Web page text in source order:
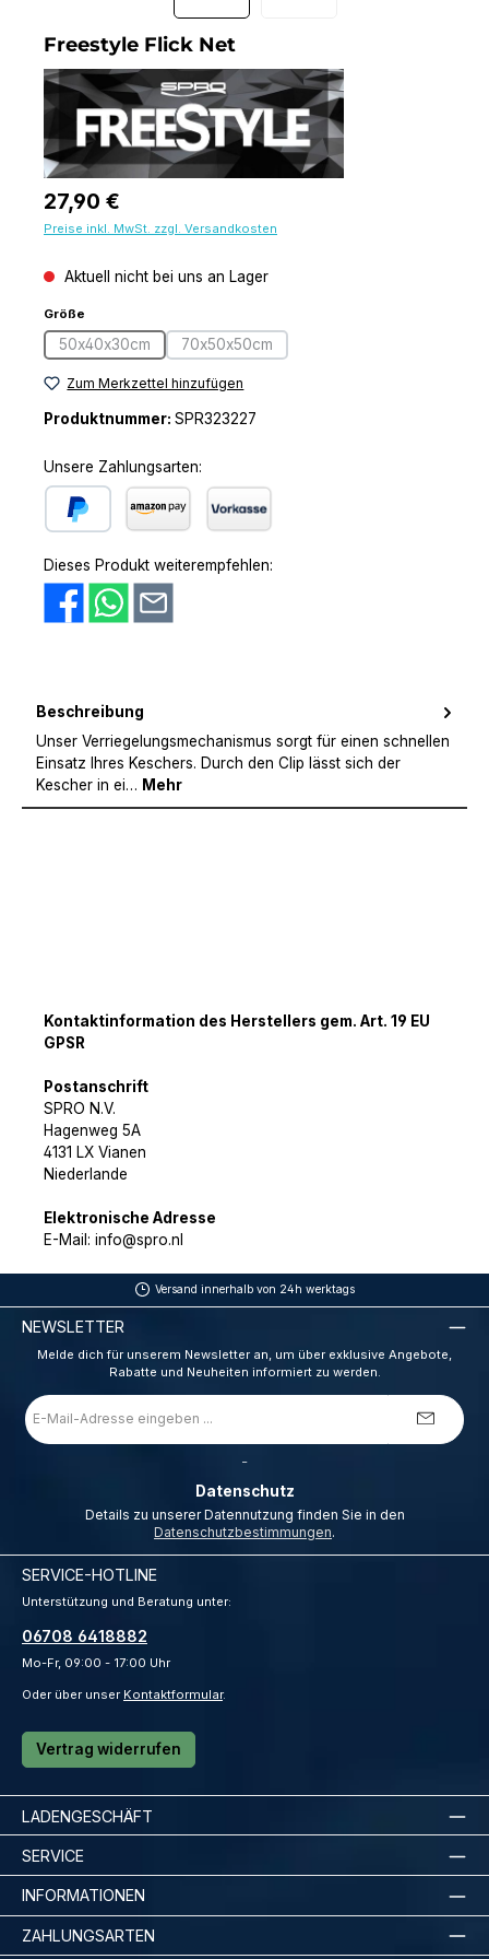
Freestyle Flick Net
Regulärer Preis:
27,90 €
Preise inkl. MwSt. zzgl. Versandkosten
Aktuell nicht bei uns an Lager
Größe
50x40x30cm(Diese Option ist zurzeit nicht verfügbar.)
70x50x50cm(Diese Option ist zurzeit nicht verfügbar.)
Zum Merkzettel hinzufügen
Produktnummer: SPR323227
Unsere Zahlungsarten:
Dieses Produkt weiterempfehlen:
Beschreibung
Unser Verriegelungsmechanismus sorgt für einen schnellen
Einsatz Ihres Keschers. Durch den Clip lässt sich der
Kescher in ei… Mehr
Kontaktinformation des Herstellers gem. Art. 19 EU
GPSR
Postanschrift
SPRO N.V.
Hagenweg 5A
4131 LX Vianen
Niederlande
Elektronische Adresse
E-Mail: info@spro.nl
Versand innerhalb von 24h werktags
NEWSLETTER
Melde dich für unserem Newsletter an, um über exklusive Angebote,
Rabatte und Neuheiten informiert zu werden.
E-
Mail-
Adresse
Datenschutz
Datenschutzbestimmungen.
SERVICE-HOTLINE
Unterstützung und Beratung unter:
06708 6418882
Mo-Fr, 09:00 - 17:00 Uhr
Oder über unser Kontaktformular.
Vertrag widerrufen
LADENGESCHÄFT
SERVICE
INFORMATIONEN
ZAHLUNGSARTEN